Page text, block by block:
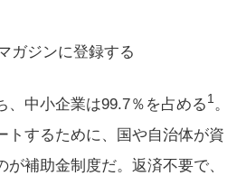
ガジンに登録する
、中小企業は99.7％を占める1 。
トするために、国や自治体が資
補助金制度だ。返済不要で、